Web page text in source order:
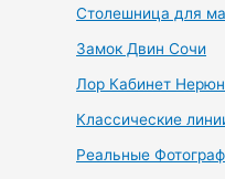
Столешница для
Замок Двин Сочи
Лор Кабинет
Классические
Реальные